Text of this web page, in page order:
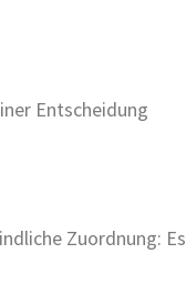
Entscheidung
Zuordnung: Es